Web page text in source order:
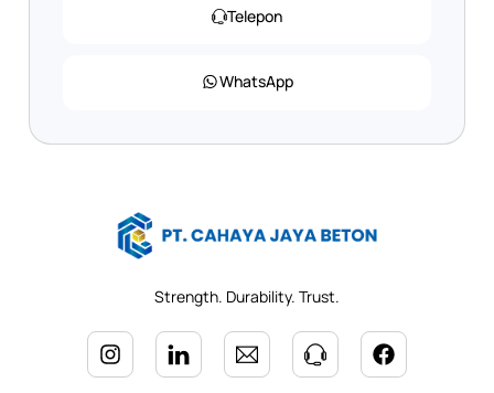
Telepon
WhatsApp
Strength. Durability. Trust.